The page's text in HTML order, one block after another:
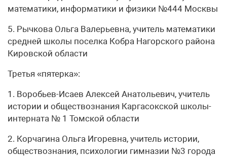
математики, информатики и физики №444 Москвы
5. Рычкова Ольга Валерьевна, учитель математики
средней школы поселка Кобра Нагорского района
Кировской области
Третья «пятерка»:
1. Воробьев-Исаев Алексей Анатольевич, учитель
истории и обществознания Каргасокской школы-
интерната № 1 Томской области
2. Корчагина Ольга Игоревна, учитель истории,
обществознания, психологии гимназии №3 города